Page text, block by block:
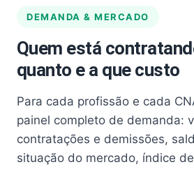
DEMANDA & MERCADO
Quem está
quanto e a que custo
Para cada profissão e cada
painel completo de demanda:
contratações e demissões,
situação do mercado, índice